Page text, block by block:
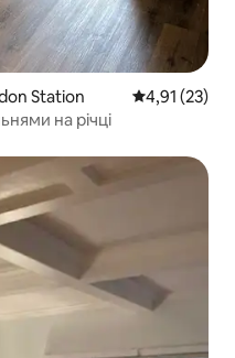
Station Середня
4,91 (23)
на річці